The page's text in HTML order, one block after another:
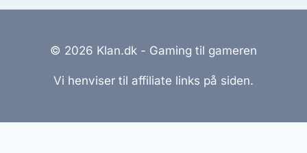
© 2026 Klan.dk - Gaming til gameren
Vi henviser til affiliate links på siden.